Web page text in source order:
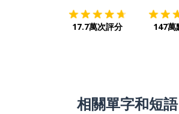
17.7萬次評分 147萬
相關單字和短語